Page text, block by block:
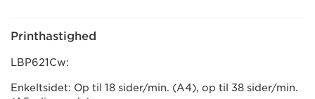
Printhastighed
LBP621Cw:
Enkeltsidet: Op til 18 sider/min. (A4), op til 38 sider/min.